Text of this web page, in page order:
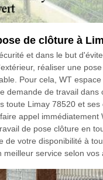
de clôture à
et dans le but
réaliser une
Pour cela, WT
demande de travail dans
toute Limay 78520 et ses
appel immédiatement
de pose clôture en
de votre disponibilité à
meilleur service selon vos